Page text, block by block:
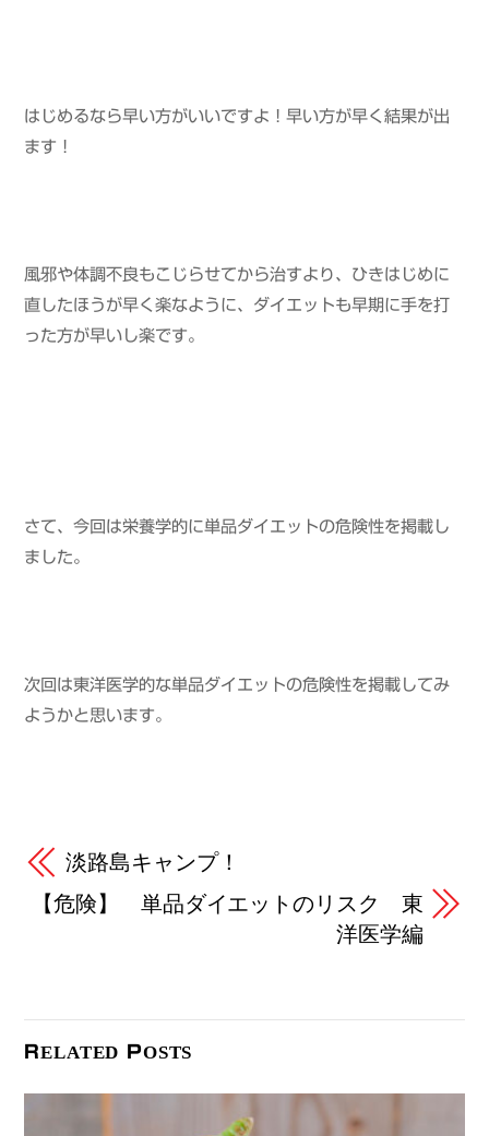
はじめるなら早い方がいいですよ！早い方が早く結果が出
ます！
風邪や体調不良もこじらせてから治すより、ひきはじめに
直したほうが早く楽なように、ダイエットも早期に手を打
った方が早いし楽です。
さて、今回は栄養学的に単品ダイエットの危険性を掲載し
ました。
次回は東洋医学的な単品ダイエットの危険性を掲載してみ
ようかと思います。
淡路島キャンプ！
【危険】 単品ダイエットのリスク 東
洋医学編
RELATED POSTS